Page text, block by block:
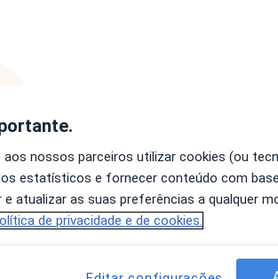
Solicite um atendimento
nossos parceiros utilizar cookies (ou
estatísticos e fornecer conteúdo com
e atualizar as suas preferências a qualquer
de privacidade e de cookies.